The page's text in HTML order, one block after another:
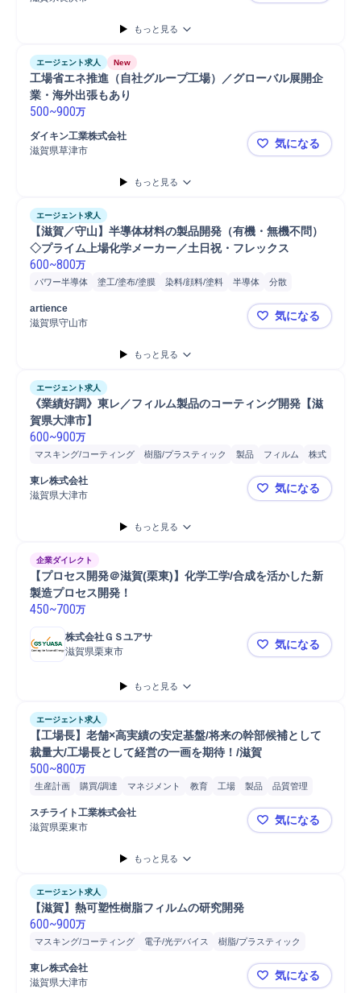
もっと見る
エージェント求人 New
工場省エネ推進（自社グループ工場）／グローバル展開企
業・海外出張もあり
500~900万
ダイキン工業株式会社
滋賀県草津市
工場省エネ
気になる
もっと見る
エージェント求人
【滋賀／守山】半導体材料の製品開発（有機・無機不問）
◇プライム上場化学メーカー／土日祝・フレックス
600~800万
パワー半導体 塗工/塗布/塗膜 染料/顔料/塗料 半導体
分散
artience
滋賀県守山市
【滋賀／守
気になる
もっと見る
エージェント求人
《業績好調》東レ／フィルム製品のコーティング開発【滋
賀県大津市】
600~900万
マスキング/コーティング 樹脂/プラスティック 製品 フィルム
株式
品質改善
研究開発
塗工/塗布/塗膜研究
スパッタリング
塗工/塗布/塗膜
東レ株式会社
滋賀県大津市
《業績好調
気になる
もっと見る
企業ダイレクト
【プロセス開発＠滋賀(栗東)】化学工学/合成を活かした新
製造プロセス開発！
450~700万
株式会社ＧＳユアサ
滋賀県栗東市
【プロセス
気になる
もっと見る
エージェント求人
【工場長】老舗×高実績の安定基盤/将来の幹部候補として
裁量大/工場長として経営の一画を期待！/滋賀
500~800万
生産計画 購買/調達 マネジメント 教育 工場 製品
品質管理
工程管理 コンプライアンス
SCM/生産管理/購買/物流
PC
資料作成
スチライト工業株式会社
滋賀県栗東市
【工場長】
気になる
もっと見る
エージェント求人
【滋賀】熱可塑性樹脂フィルムの研究開発
600~900万
マスキング/コーティング 電子/光デバイス
樹脂/プラスティック
マーケティング
東レ株式会社
滋賀県大津市
【滋賀】熱
気になる